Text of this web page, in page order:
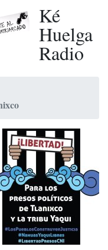
Ké
Huelga
Radio